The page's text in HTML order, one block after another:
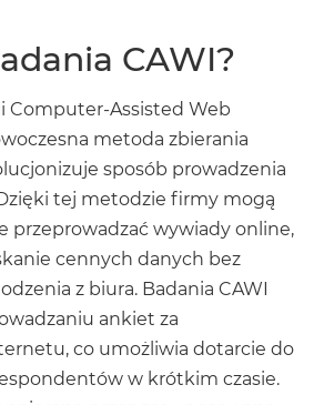
CAWI?
Computer-Assisted Web
metoda zbierania
sposób prowadzenia
tej metodzie firmy mogą
przeprowadzać wywiady online,
cennych danych bez
z biura. Badania CAWI
ankiet za
co umożliwia dotarcie do
w krótkim czasie.